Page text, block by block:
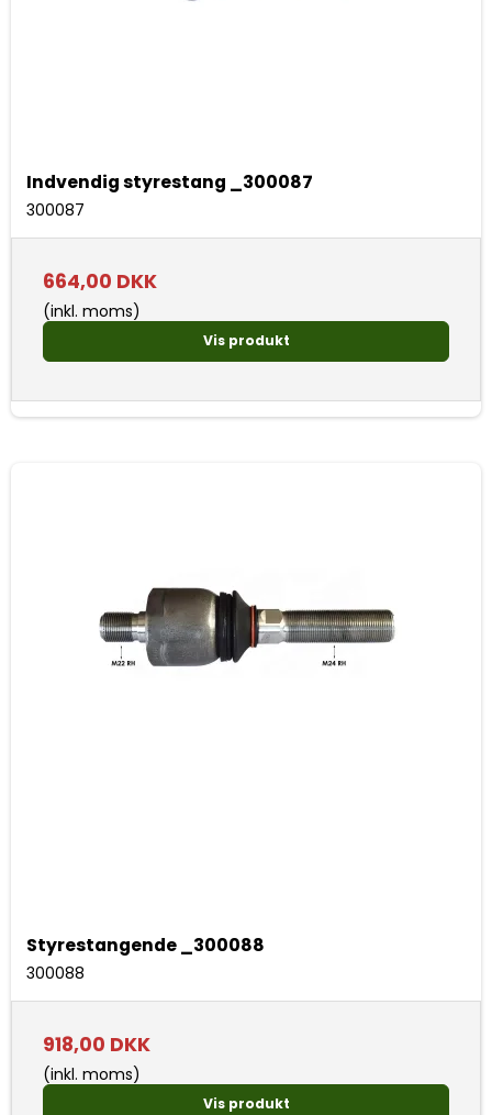
Indvendig styrestang _300087
300087
664,00 DKK
(inkl. moms)
Vis produkt
Styrestangende _300088
300088
918,00 DKK
(inkl. moms)
Vis produkt